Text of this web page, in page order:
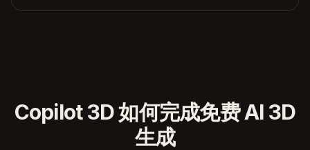
Copilot 3D 如何完成免费 AI 3D
生成